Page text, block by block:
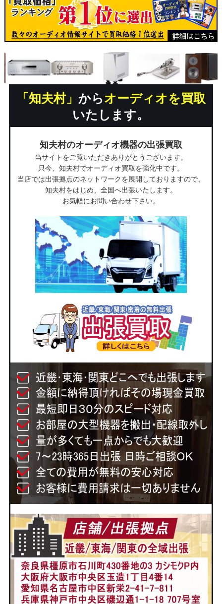
「知夫村」 からオーディオを買取
いたします。
知夫村のオーディオ機器の出張買取
当サイトをご覧いただきありがとうございます。
只今、知夫村でオーディオ買取を強化中です。
当店では出張拠点のネットワークを展開しておりますので、
知夫村をはじめ、全国へ出張いたします。
お気軽にお問い合わせ下さい。